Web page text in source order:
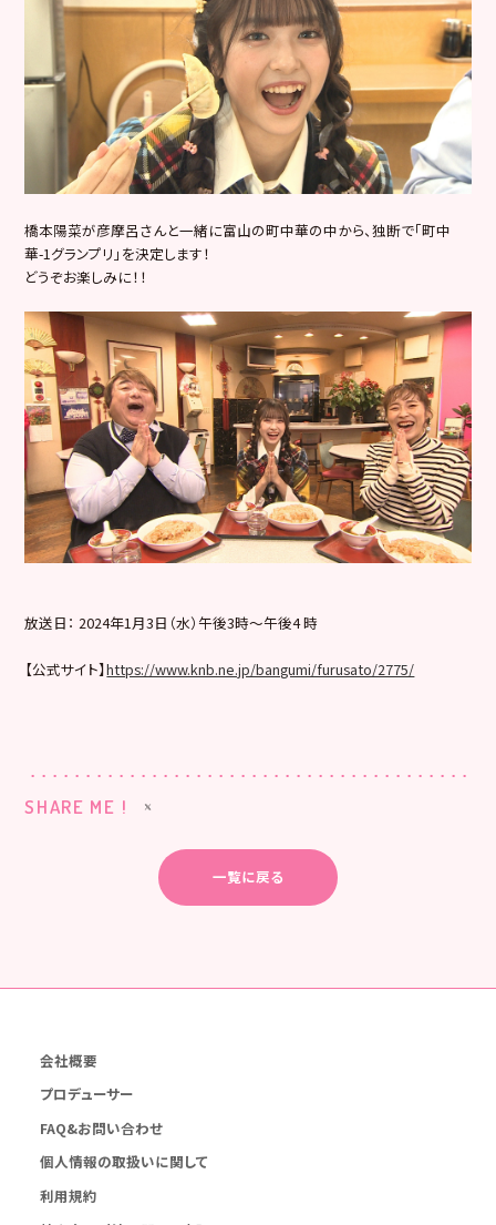
橋本陽菜が彦摩呂さんと一緒に富山の町中華の中から、独断で「町中
華-1グランプリ」を決定します！
どうぞお楽しみに！！
放送日： 2024年1月3日（水）午後3時～午後4 時
【公式サイト】https://www.knb.ne.jp/bangumi/furusato/2775/
SHARE ME !
一覧に戻る
会社概要
プロデューサー
FAQ&お問い合わせ
個人情報の取扱いに関して
利用規約